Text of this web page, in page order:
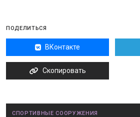
ПОДЕЛИТЬСЯ
ВКонтакте
Скопировать
СПОРТИВНЫЕ СООРУЖЕНИЯ